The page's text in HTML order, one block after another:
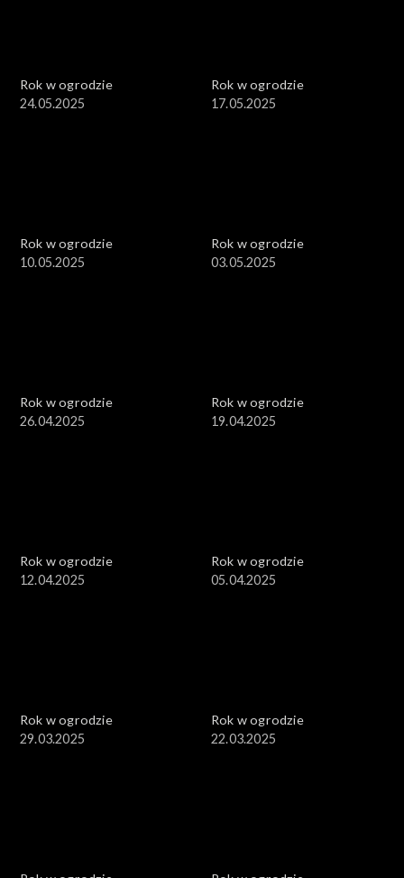
Rok w ogrodzie
24.05.2025
Rok w ogrodzie
17.05.2025
Rok w ogrodzie
10.05.2025
Rok w ogrodzie
03.05.2025
Rok w ogrodzie
26.04.2025
Rok w ogrodzie
19.04.2025
Rok w ogrodzie
12.04.2025
Rok w ogrodzie
05.04.2025
Rok w ogrodzie
29.03.2025
Rok w ogrodzie
22.03.2025